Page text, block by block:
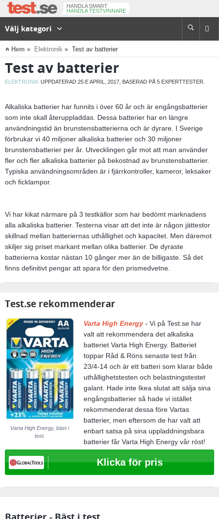
HANDLA SMART
HANDLA TESTVINNARE
Välj kategori 
⌂ Hem Elektronik Test av batterier
Test av batterier
ELEKTRONIK UPPDATERAD 25:E APRIL, 2017, BASERAD PÅ 5 EXPERTTESTER.
Alkaliska batterier har funnits i över 60 år och är engångsbatterier
som inte skall återuppladdas. Dessa batterier har en längre
användningstid än brunstensbatterierna och är dyrare. I Sverige
förbrukar vi 40 miljoner alkaliska batterier och 30 miljoner
brunstensbatterier per år. Utvecklingen går mot att man använder
fler och fler alkaliska batterier på bekostnad av brunstensbatterier.
Typiska användningsområden är i fjärrkontroller, kameror, leksaker
och ficklampor.
Vi har kikat närmare på 3 testkällor som har bedömt marknadens
alla alkaliska batterier. Testerna visar att det inte är någon jättestor
skillnad mellan batteriernas uthållighet och kapacitet. Men däremot
skiljer sig priset markant mellan olika batterier. De dyraste
batterierna kostar nästan 10 gånger mer än de billigaste. Så det
finns definitivt pengar att spara för den prismedvetne.
Test.se rekommenderar
Varta High Energy, bäst i
test.
Varta High Energy - Vi på Test.se har
valt att rekommendera det alkaliska
batteriet Varta High Energy. Batteriet
toppar Råd & Röns senaste test från
23/4-14 och är ett batteri som klarar både
uthållighetstesten och belastningstestet
galant. Hade inte Ikea slutat att sälja sina
engångsbatterier så hade vi istället
rekommenderat dessa före Vartas
batterier, men eftersom de har valt att
enbart satsa på sina uppladdningsbara
batterier får Varta High Energy vår röst!
Klicka för pris